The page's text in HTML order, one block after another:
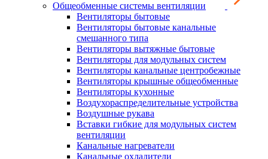
Общеобменные системы вентиляции
Вентиляторы бытовые
Вентиляторы бытовые канальные
смешанного типа
Вентиляторы вытяжные бытовые
Вентиляторы для модульных систем
Вентиляторы канальные центробежные
Вентиляторы крышные общеобменные
Вентиляторы кухонные
Воздухораспределительные устройства
Воздушные рукава
Вставки гибкие для модульных систем
вентиляции
Канальные нагреватели
Канальные охладители